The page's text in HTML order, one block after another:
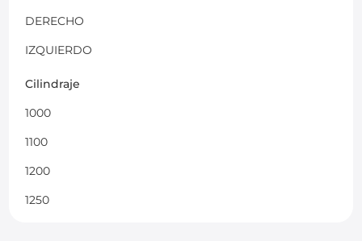
DERECHO
IZQUIERDO
Cilindraje
1000
1100
1200
1250